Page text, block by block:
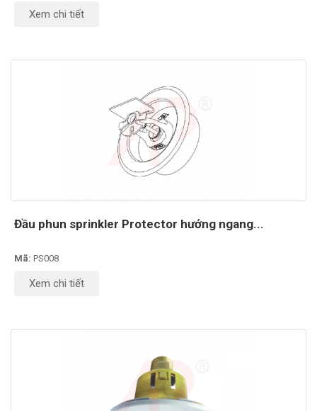
Xem chi tiết
Đầu phun sprinkler Protector hướng ngang...
Mã: PS008
Xem chi tiết